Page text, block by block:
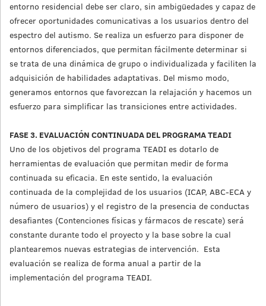
entorno residencial debe ser claro, sin ambigüedades y capaz de
ofrecer oportunidades comunicativas a los usuarios dentro del
espectro del autismo. Se realiza un esfuerzo para disponer de
entornos diferenciados, que permitan fácilmente determinar si
se trata de una dinámica de grupo o individualizada y faciliten la
adquisición de habilidades adaptativas. Del mismo modo,
generamos entornos que favorezcan la relajación y hacemos un
esfuerzo para simplificar las transiciones entre actividades.
FASE 3. EVALUACIÓN CONTINUADA DEL PROGRAMA TEADI
Uno de los objetivos del programa TEADI es dotarlo de
herramientas de evaluación que permitan medir de forma
continuada su eficacia. En este sentido, la evaluación
continuada de la complejidad de los usuarios (ICAP, ABC-ECA y
número de usuarios) y el registro de la presencia de conductas
desafiantes (Contenciones físicas y fármacos de rescate) será
constante durante todo el proyecto y la base sobre la cual
plantearemos nuevas estrategias de intervención. Esta
evaluación se realiza de forma anual a partir de la
implementación del programa TEADI.